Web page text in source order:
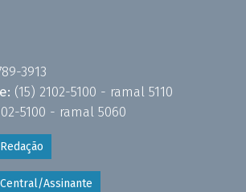
3913
(15) 2102-5100 - ramal 5110
5100 - ramal 5060
Assinante